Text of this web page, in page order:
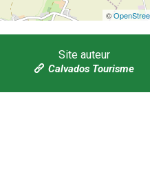
©
Site auteur
Calvados Tourisme